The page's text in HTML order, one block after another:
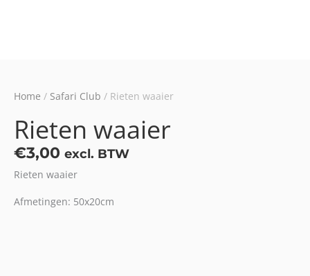
Home / Safari Club / Rieten waaier
Rieten waaier
€3,00 excl. BTW
Rieten waaier
Afmetingen: 50x20cm